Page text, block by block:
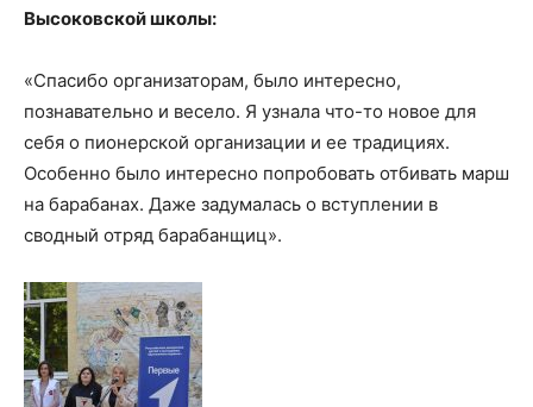
Высоковской школы:
«Спасибо организаторам, было интересно,
познавательно и весело. Я узнала что-то новое для
себя о пионерской организации и ее традициях.
Особенно было интересно попробовать отбивать марш
на барабанах. Даже задумалась о вступлении в
сводный отряд барабанщиц».